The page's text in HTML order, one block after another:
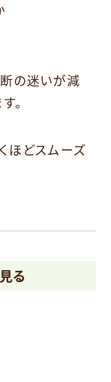
断の迷いが減
。
ほどスムーズ
る